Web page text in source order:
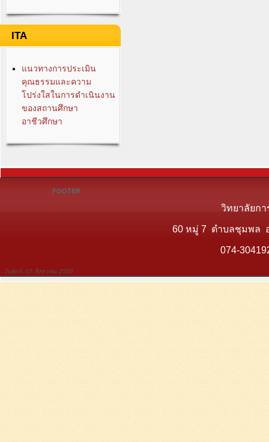
ITA
แนวทางการประเมิน
คุณธรรมและความ
โปร่งใสในการดำเนินงาน
ของสถานศึกษา
อาชีวศึกษา
FOOTER
วิทยาลัยกา
60 หมู่ 7 ตำบลชุมพล อ
074-
วันศุกร์, 07 สิงหาคม 2569